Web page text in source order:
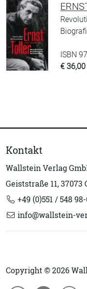
ISBN
€ 36,00
Kontakt
Wallstein Verlag
Geiststraße 11, 37073
+49 (0)551 / 548
info@wallstein-
Copyright © 2026